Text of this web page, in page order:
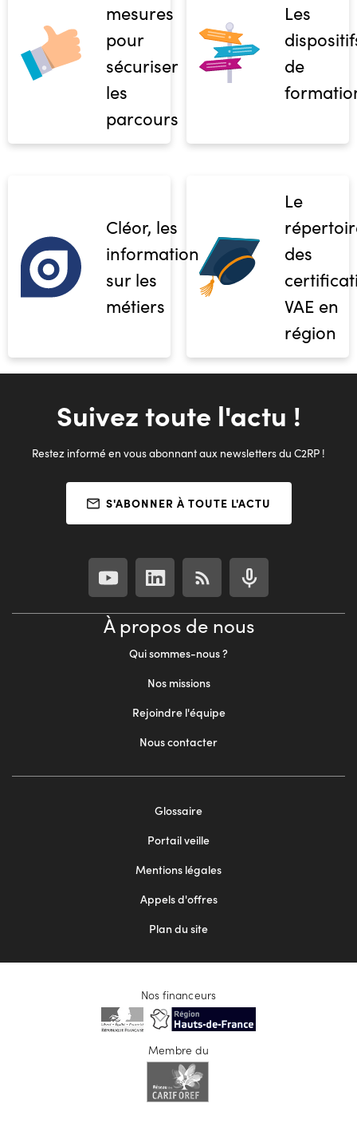
mesures
pour
sécuriser
les
parcours
Les
de
Cléor, les
informations
sur les
métiers
Le
des
VAE en
région
Suivez toute l'actu !
Restez informé en vous abonnant aux newsletters du C2RP !
S'ABONNER À TOUTE L'ACTU
À propos de nous
Qui sommes-nous ?
Nos missions
Rejoindre l'équipe
Nous contacter
Glossaire
Portail veille
Mentions légales
Appels d'offres
Plan du site
Nos financeurs
Membre du